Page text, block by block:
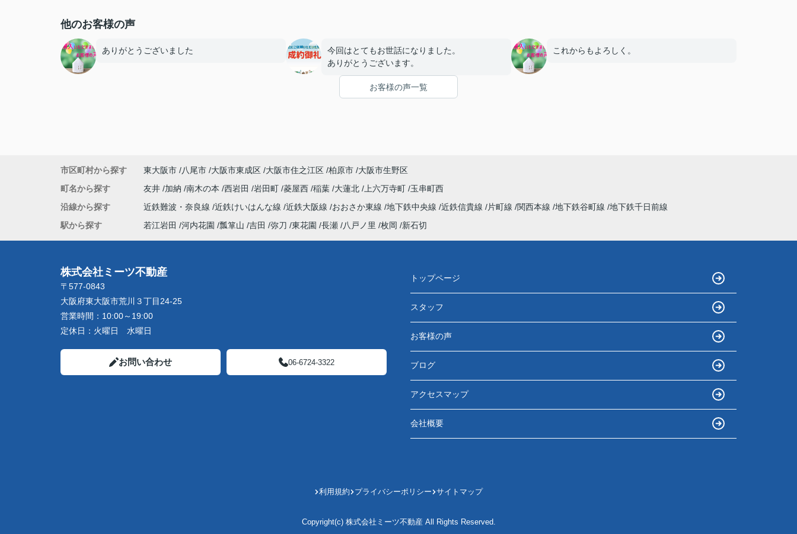
他のお客様の声
ありがとうございました
今回はとてもお世話になりました。
ありがとうございます。
これからもよろしく。
お客様の声一覧
市区町村から探す 東大阪市 八尾市 大阪市東成区 大阪市住之江区 柏原市 大阪市生野区
町名から探す
友井 加納 南木の本 西岩田 岩田町 菱屋西 稲葉 大蓮北 上六万寺町 玉串町西
沿線から探す
近鉄難波・奈良線 近鉄けいはんな線 近鉄大阪線 おおさか東線 地下鉄中央線 近鉄信貴線 片町線 関西本線 地下鉄谷町線 地下鉄千日前線
駅から探す
若江岩田 河内花園 瓢箪山 吉田 弥刀 東花園 長瀬 八戸ノ里 枚岡 新石切
株式会社ミーツ不動産
〒577-0843
大阪府東大阪市荒川３丁目24-25
営業時間： 10:00～19:00
定休日： 火曜日 水曜日
お問い合わせ 06-6724-3322
トップページ
スタッフ
お客様の声
ブログ
アクセスマップ
会社概要
利用規約 プライバシーポリシー サイトマップ
Copyright(c) 株式会社ミーツ不動産 All Rights Reserved.